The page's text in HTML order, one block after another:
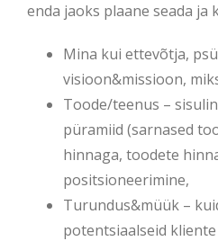
enda jaoks plaane seada
Mina kui ettevõtja,
visioon&missioon,
Toode/teenus –
püramiid (sarnased
hinnaga, toodete
positsioneerimine,
Turundus&müük –
potentsiaalseid